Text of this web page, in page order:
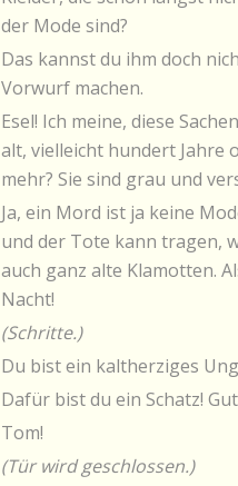
der Mode sind?
Das kannst du ihm doch
Vorwurf machen.
Esel! Ich meine, diese
alt, vielleicht hundert Jahre
mehr? Sie sind grau und
Ja, ein Mord ist ja keine
und der Tote kann tragen,
auch ganz alte Klamotten.
Nacht!
(Schritte.)
Du bist ein kaltherziges
Dafür bist du ein Schatz!
Tom!
(Tür wird geschlossen.)